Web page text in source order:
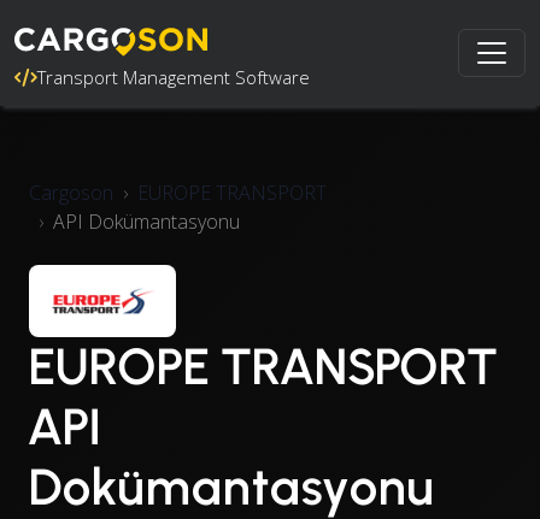
Transport Management Software
Cargoson
EUROPE TRANSPORT
API Dokümantasyonu
EUROPE TRANSPORT
API
Dokümantasyonu